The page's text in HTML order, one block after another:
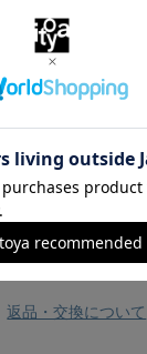
返品・交換について